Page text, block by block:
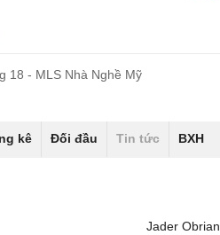
18 - MLS Nhà Nghề Mỹ
kê Đối đầu Tin tức BXH
Jader Obrian